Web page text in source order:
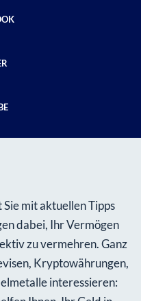
mit aktuellen Tipps
dabei, Ihr Vermögen
zu vermehren. Ganz
Kryptowährungen,
interessieren: